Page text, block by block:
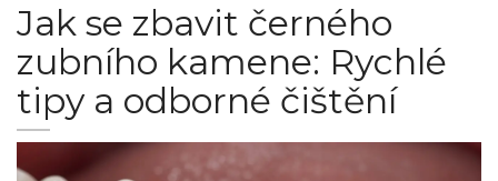
Jak se zbavit černého
zubního kamene: Rychlé
tipy a odborné čištění